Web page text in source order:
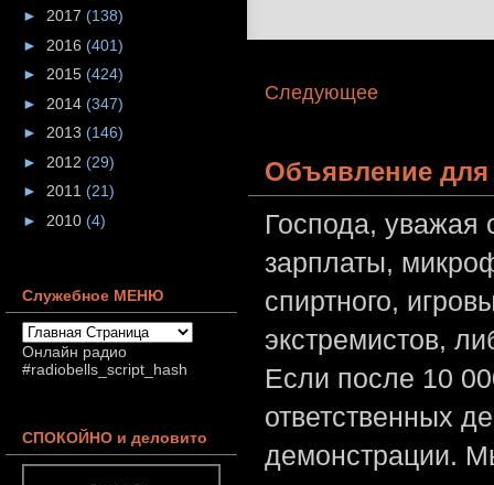
Следующее
Объявление для
Господа,
зарплаты,
спиртного,
экстремистов,
Если после 10
ответственных
демонстрации.
► 2017 (138)
► 2016 (401)
► 2015 (424)
► 2014 (347)
► 2013 (146)
► 2012 (29)
► 2011 (21)
► 2010 (4)
Служебное МЕНЮ
Онлайн радио
#radiobells_script_hash
СПОКОЙНО и деловито